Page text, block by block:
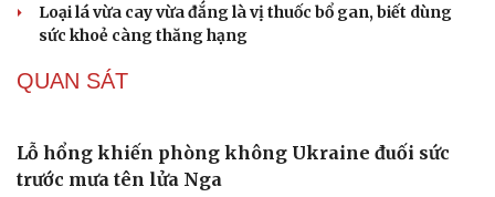
Loại lá vừa cay vừa đắng là vị thuốc bổ gan, biết dùng
sức khoẻ càng thăng hạng
QUAN SÁT
Lỗ hổng khiến phòng không Ukraine đuối sức
trước mưa tên lửa Nga